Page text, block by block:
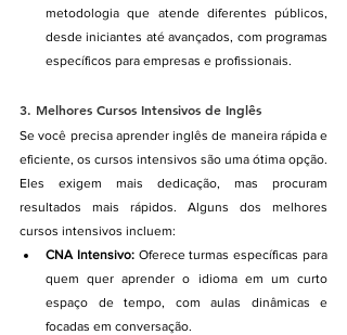
metodologia que atende diferentes públicos,
desde iniciantes até avançados, com programas
específicos para empresas e profissionais.
3. Melhores Cursos Intensivos de Inglês
Se você precisa aprender inglês de maneira rápida e
eficiente, os cursos intensivos são uma ótima opção.
Eles exigem mais dedicação, mas procuram
resultados mais rápidos. Alguns dos melhores
cursos intensivos incluem:
CNA Intensivo: Oferece turmas específicas para
quem quer aprender o idioma em um curto
espaço de tempo, com aulas dinâmicas e
focadas em conversação.